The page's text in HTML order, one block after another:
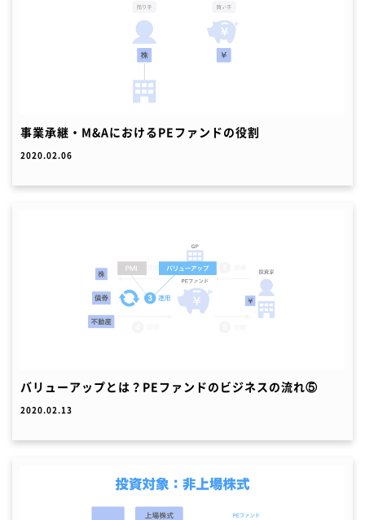
事業承継・M&AにおけるPEファンドの役割
2020.02.06
バリューアップとは？PEファンドのビジネスの流れ⑤
2020.02.13